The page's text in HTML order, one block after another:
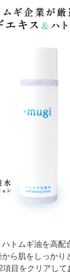
トムギ油を高配
ら肌をしっかり
項目をクリアし